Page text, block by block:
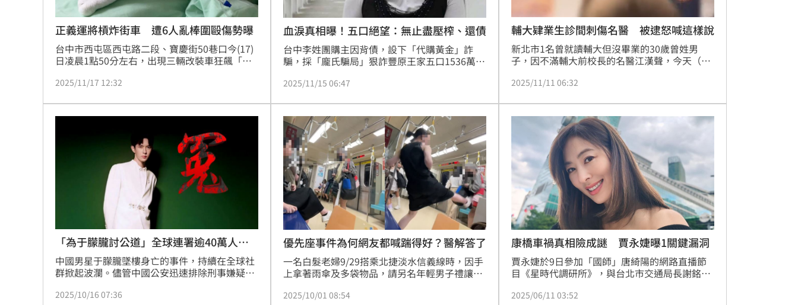
正義運將槓炸街車 遭6人亂棒圍毆傷勢曝
台中市西屯區西屯路二段、寶慶街50巷口今(17)
日凌晨1點50分左右，出現三輛改裝車狂飆「炸
不著，持滅火器上前理論驅離，卻遭6名男子持
頭部受到重擊目前還在住院觀察。家屬表示，陳
男跑完計程車回家睡覺，凌晨1點多卻被炸車的
聲響吵醒，才會氣憤拿滅火器上前勸阻，不料被
打到全身傷，家屬痛批歹徒簡直沒人性。
2025/11/17 12:32
血淚真相曝！五口絕望：無止盡壓榨、還債
台中李姓團購主因背債，設下「代購黃金」詐
騙，採「龐氏騙局」狠詐豐原王家五口1536萬，
此案於昨天（14日）偵結，起訴書揭露五口生前
要錢…無止盡的壓榨…無止盡的還帳」然而，主
嫌李女始終否認犯行，被檢方依法起訴，並向法
院建請從重量處15 年以上的有期徒刑，以昭法
紀，維護社會正義與人民信賴。
2025/11/15 06:47
輔大肄業生診間刺傷名醫 被逮怒喊這樣說
新北市1名曾就讀輔大但沒畢業的30歲曾姓男
子，因不滿輔大前校長的名醫江漢聲，今天（11
攻擊江漢聲，造成江漢聲右手腕及左腹部刺傷，
機。而曾男在進入診間就診時，就對著江漢聲
喊：「我不是來看診的，我是來殺你的！」，被
警方逮捕後還怒吼：「沒有正義，沒有和平！」
2025/11/11 06:32
「為于朦朧討公道」全球連署逾40萬人聲
援
中國男星于朦朧墜樓身亡的事件，持續在全球社
群掀起波瀾。儘管中國公安迅速排除刑事嫌疑、
有網友透過國際非政府組織（NGO）平台
2025/10/16 07:36
優先座事件為何網友都喊踹得好？醫解答了
一名白髮老婦9/29搭乘北捷淡水信義線時，因手
上拿著雨傘及多袋物品，請另名年輕男子禮讓
座，最後起身踹飛老婦。話題延燒，美女醫師王
2025/10/01 08:54
康橋車禍真相險成謎 賈永婕曝1關鍵漏洞
賈永婕於9日參加「國師」唐綺陽的網路直播節
目《星時代調研所》，與台北市交通局長謝銘鴻
（11）日她在社群平台發文，回憶起康橋環台活
2025/06/11 03:52